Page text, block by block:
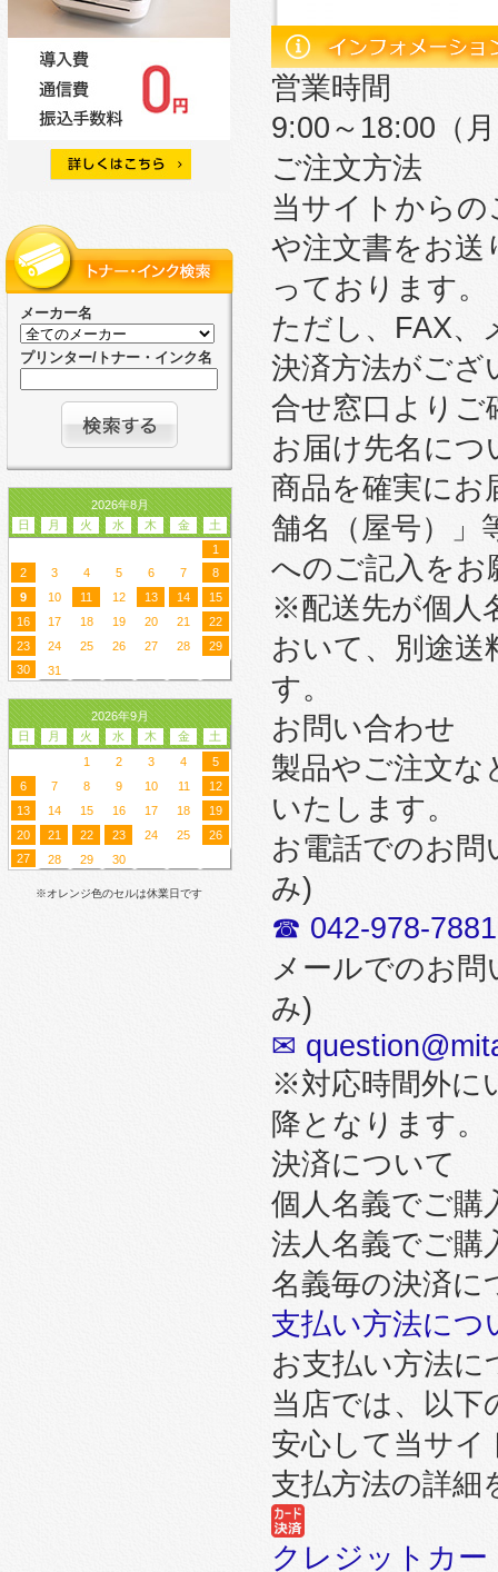
メーカー名
プリンター/トナー・インク名
2026年8月
日
月 火 水 木 金
土
1
2
3 4 5 6 7
8
9
10 11 12 13 14
15
16
17 18 19 20 21
22
23
24 25 26 27 28
29
30
31
2026年9月
日
月 火 水 木 金
土
1
2 3 4
5
6
7 8 9 10 11
12
13
14 15 16 17 18
19
20
21 22 23 24 25
26
27
28 29 30
※オレンジ色のセルは休業日です
営業時間
9:00～18:00（
ご注文方法
当サイトから
や注文書をお送
っております。
ただし、FAX、
決済方法がござ
合せ窓口よりご
お届け先名につ
商品を確実にお
舗名（屋号）」
へのご記入をお
※配送先が個人
おいて、別途送
す。
お問い合わせ
製品やご注文な
いたします。
お電話でのお
み)
☎ 042-978-7881
メールでのお
み)
✉
※対応時間外に
降となります。
決済について
個人名義でご購
法人名義でご購
名義毎の決済に
支払い方法につ
お支払い方法に
当店では、以
安心して当サイ
支払方法の詳細
クレジットカー